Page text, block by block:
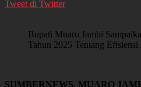
Tweet di Twitter
Bupati Muaro Jambi
Tahun 2025 Tentang Efisiensi
SUMBERNEWS, MUARO